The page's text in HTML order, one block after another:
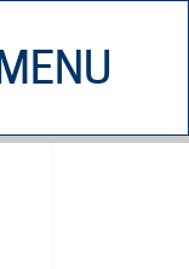
CHI SIAMO